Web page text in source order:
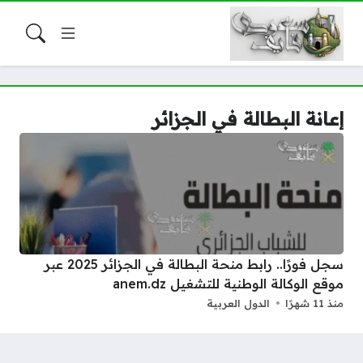
إعانة البطالة في الجزائر
سجل فورًا.. رابط منحة البطالة في الجزائر 2025 عبر
موقع الوكالة الوطنية للتشغيل anem.dz
منذ 11 شهرًا الدول العربية